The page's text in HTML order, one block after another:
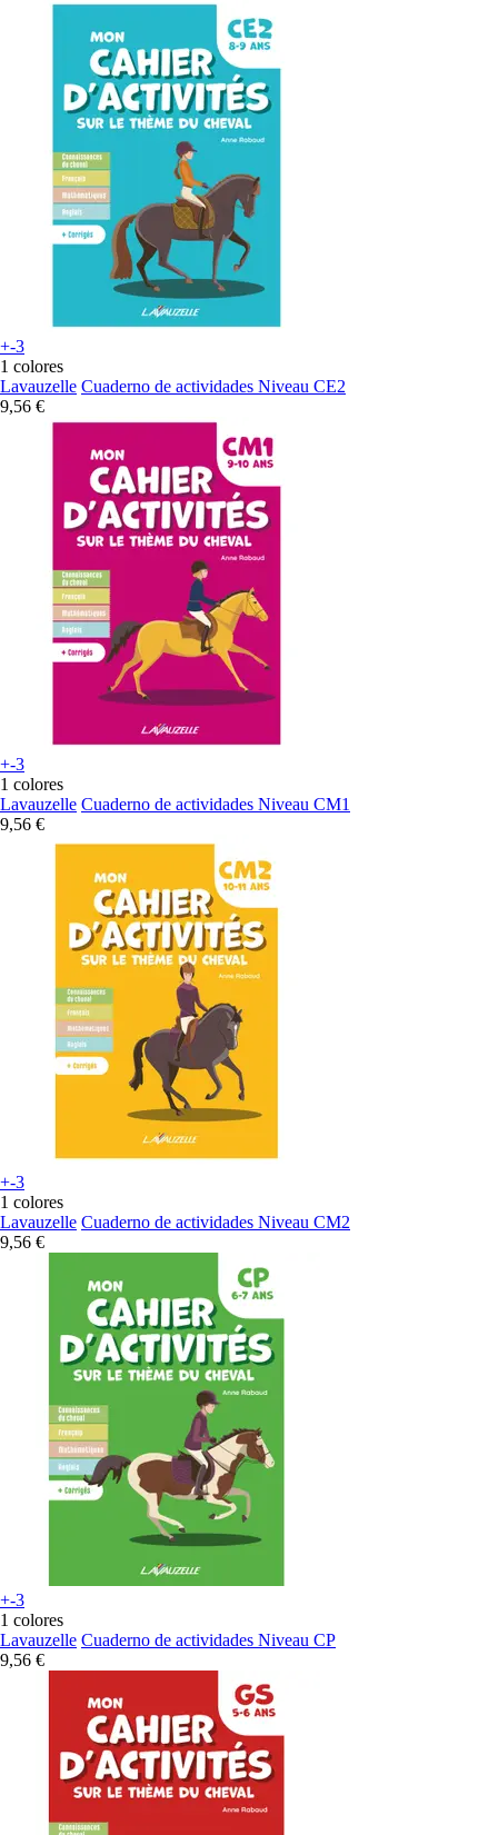
+-3
1 colores
Lavauzelle Cuaderno de actividades Niveau CE2
9,56 €
+-3
1 colores
Lavauzelle Cuaderno de actividades Niveau CM1
9,56 €
+-3
1 colores
Lavauzelle Cuaderno de actividades Niveau CM2
9,56 €
+-3
1 colores
Lavauzelle Cuaderno de actividades Niveau CP
9,56 €